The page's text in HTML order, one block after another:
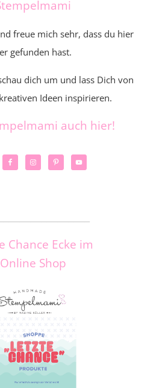
freue mich sehr, dass du hier
gefunden hast.
dich um und lass Dich von
Ideen inspirieren.
auch hier!
Chance Ecke im
Online Shop